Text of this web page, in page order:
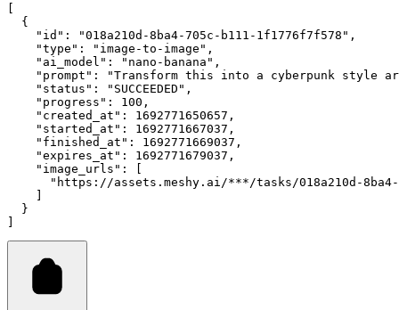
[
  {
"id" : "018a210d-8ba4-705c-b111-1f1776f7f578" ,
"type" : "image-to-image" ,
"ai_model" : "nano-banana" ,
"prompt" :
"Transform this into a cyberpunk style
"status" : "SUCCEEDED" ,
"progress" : 100 ,
"created_at" : 1692771650657 ,
"started_at" : 1692771667037 ,
"finished_at" : 1692771669037 ,
"expires_at" : 1692771679037 ,
"image_urls" :
[
"https://assets.meshy.ai/***/tasks/018a210d-
    ]
  }
]